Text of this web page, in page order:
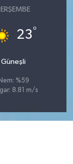
23°
Güneşli
%59
8.81 m/s